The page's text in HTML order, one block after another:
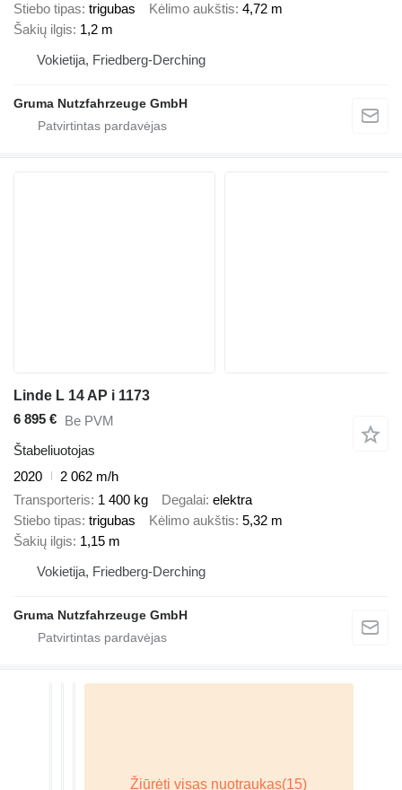
Stiebo tipas trigubas Kėlimo aukštis 4,72 m
Šakių ilgis 1,2 m
Vokietija, Friedberg-Derching
Gruma Nutzfahrzeuge GmbH
Linde L 14 AP i 1173
6 895 € Be PVM
Štabeliuotojas
2020
2 062 m/h
Transporteris 1 400 kg Degalai elektra
Stiebo tipas trigubas Kėlimo aukštis 5,32 m
Šakių ilgis 1,15 m
Vokietija, Friedberg-Derching
Gruma Nutzfahrzeuge GmbH